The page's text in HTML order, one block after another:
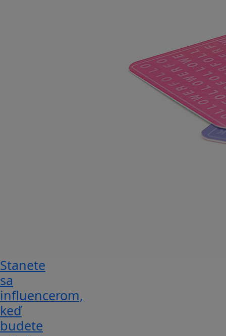
Stanete
sa
influencerom,
keď
budete